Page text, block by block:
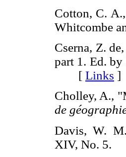
Cotton, C. A.,
Whitcombe
Cserna, Z.
part 1. Ed.
[ Links ]
Cholley, A.,
de
Davis, W.
XIV, No.